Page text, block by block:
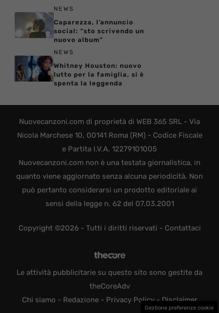
NEWS
Caparezza, l’annuncio
social: “sto scrivendo un
nuovo album”
NEWS
Whitney Houston: nuovo
lutto per la famiglia, si è
spenta la leggenda
Nuovecanzoni.com di proprietà di WEB 365 SRL - Via
Nicola Marchese 10, 00141 Roma (RM) - Codice Fiscale
e Partita I.V.A. 12279101005
Nuovecanzoni.com non è una testata giornalistica, in
quanto viene aggiornato senza alcuna periodicità. Non
può pertanto considerarsi un prodotto editoriale ai
sensi della legge n. 62 del 07.03.2001
Copyright ©2026 - Tutti i diritti riservati - Contattaci
Le attività pubblicitarie su questo sito sono gestite da
theCoreAdv
Chi siamo - Redazione- Privacy Policy- Disclaimer
Gestione preferenze cookie